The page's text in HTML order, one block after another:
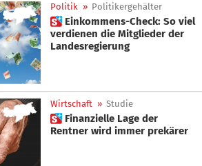
Politik » Politikergehälter
 Einkommens-Check: So viel
verdienen die Mitglieder der
Landesregierung
Wirtschaft » Studie
 Finanzielle Lage der
Rentner wird immer prekärer